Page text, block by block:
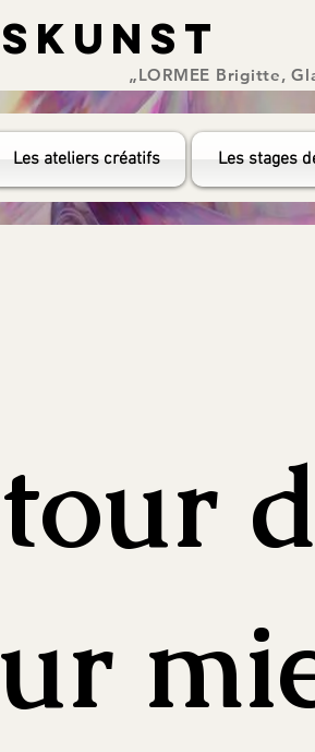
„LORMEE Brigitte,
Les ateliers créatifs Les stages